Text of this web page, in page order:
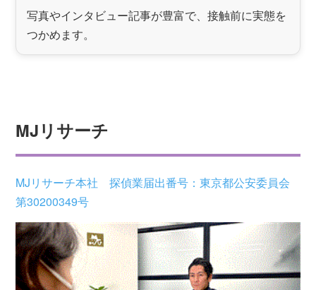
写真やインタビュー記事が豊富で、接触前に実態を
つかめます。
MJリサーチ
MJリサーチ本社 探偵業届出番号：東京都公安委員会
第30200349号